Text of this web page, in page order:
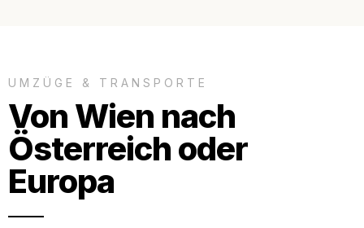
UMZÜGE & TRANSPORTE
Von Wien nach
Österreich oder
Europa